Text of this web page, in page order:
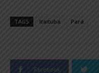
TAGS Itaituba Pará
Facebook